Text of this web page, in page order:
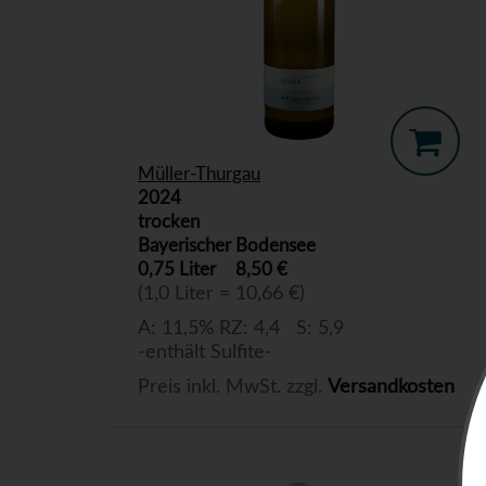
Müller-Thurgau
2024
trocken
Bayerischer Bodensee
0,75 Liter
8,50 €
(1,0 Liter = 10,66 €)
A: 11,5% RZ: 4,4 S: 5,9
-enthält Sulfite-
Preis inkl. MwSt. zzgl. Versandkosten